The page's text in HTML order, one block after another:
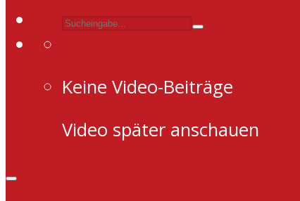
Keine Video-Beiträge
Video später anschauen